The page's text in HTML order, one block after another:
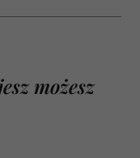
możesz